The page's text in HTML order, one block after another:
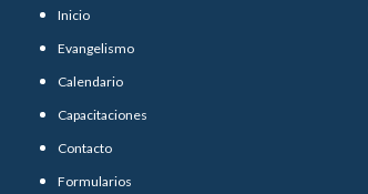
Inicio
Evangelismo
Calendario
Capacitaciones
Contacto
Formularios